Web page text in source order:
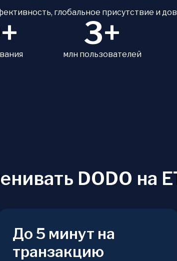
глобальное присутствие и
3+
млн пользователей
DODO на
До 5 минут на
транзакцию